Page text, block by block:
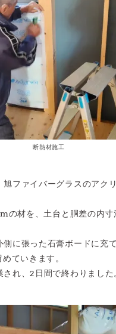
断熱材施工
ファイバーグラスのアク
の材を、土台と胴差の内寸
側に張った石膏ボードに充
ていきます。
れ、2日間で終わりました